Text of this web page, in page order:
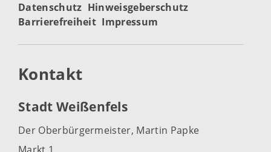
Datenschutz Hinweisgeberschutz
Barrierefreiheit Impressum
Kontakt
Stadt Weißenfels
Der Oberbürgermeister, Martin Papke